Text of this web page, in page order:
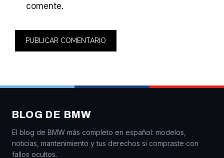
comente.
BLOG DE BMW
El blog de BMW más completo en español: modelos,
noticias, mantenimiento y tus derechos si compraste con
fallos ocultos.